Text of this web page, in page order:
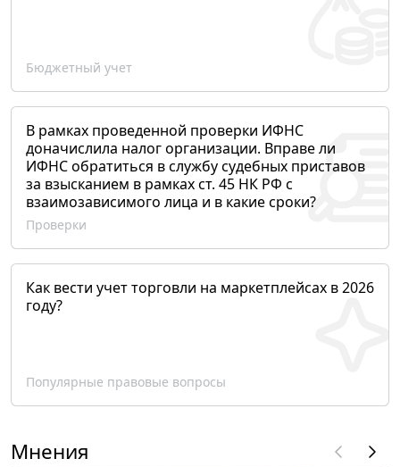
Бюджетный учет
В рамках проведенной проверки ИФНС
доначислила налог организации. Вправе ли
ИФНС обратиться в службу судебных приставов
за взысканием в рамках ст. 45 НК РФ с
взаимозависимого лица и в какие сроки?
Проверки
Как вести учет торговли на маркетплейсах в 2026
году?
Популярные правовые вопросы
Мнения